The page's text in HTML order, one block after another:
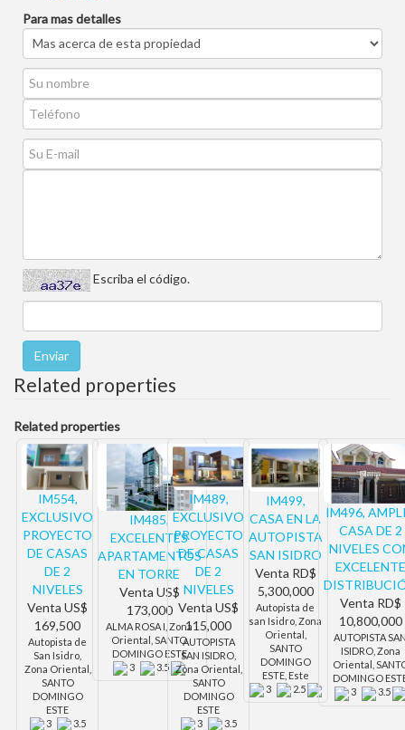
Para mas detalles
Escriba el código.
Related properties
Related properties
IM554,
EXCLUSIVO
PROYECTO
DE CASAS
DE 2
NIVELES
Venta US$
169,500
Autopista de
San Isidro,
Zona Oriental,
SANTO
DOMINGO
ESTE
3
3.5
IM485,
EXCELENTES
APARTAMENTOS
EN TORRE
Venta US$
173,000
ALMA ROSA I, Zona
Oriental, SANTO
DOMINGO ESTE
3
3.5
IM489,
EXCLUSIVO
PROYECTO
DE CASAS
DE 2
NIVELES
VentaUS$
115,000
AUTOPISTA
SAN ISIDRO,
Zona Oriental,
SANTO
DOMINGO
ESTE
3
3.5
IM499,
CASA EN LA
AUTOPISTA
SAN ISIDRO
Venta RD$
5,300,000
Autopista de
san Isidro, Zona
Oriental,
SANTO
DOMINGO
ESTE, Este
3
2.5
IM496,
CASA DE 2
NIVELES
EXCELENTE
Venta RD$
10,800,000
AUTOPISTA
ISIDRO, Zona
Oriental,
DOMINGO
3
3.5